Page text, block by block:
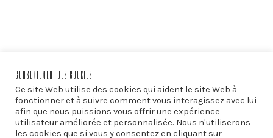
CONSENTEMENT DES COOKIES
Ce site Web utilise des cookies qui aident le site Web à
fonctionner et à suivre comment vous interagissez avec lui
afin que nous puissions vous offrir une expérience
utilisateur améliorée et personnalisée. Nous n'utiliserons
les cookies que si vous y consentez en cliquant sur